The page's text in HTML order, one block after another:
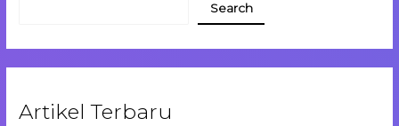
Search
Artikel Terbaru